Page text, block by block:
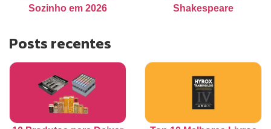
Sozinho em 2026
Shakespeare
Posts recentes